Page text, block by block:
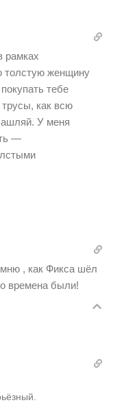
рамках
толстую женщину
тебе
трусы, как всю
У меня
—
, как Фикса шёл
времена были!